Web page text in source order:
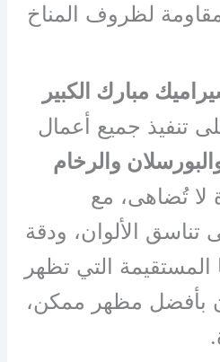
لظروف المناخ
مبارك الكبير
تنفيذ جميع أعمال
والرخام
لا تُضاهى، مع
الألوان، ودقة
المستقيمة التي تظهر
بأفضل مظهر ممكن،